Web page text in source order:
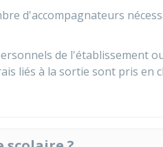
d'accompagnateurs
de l'établissement
liés à la sortie sont pris en